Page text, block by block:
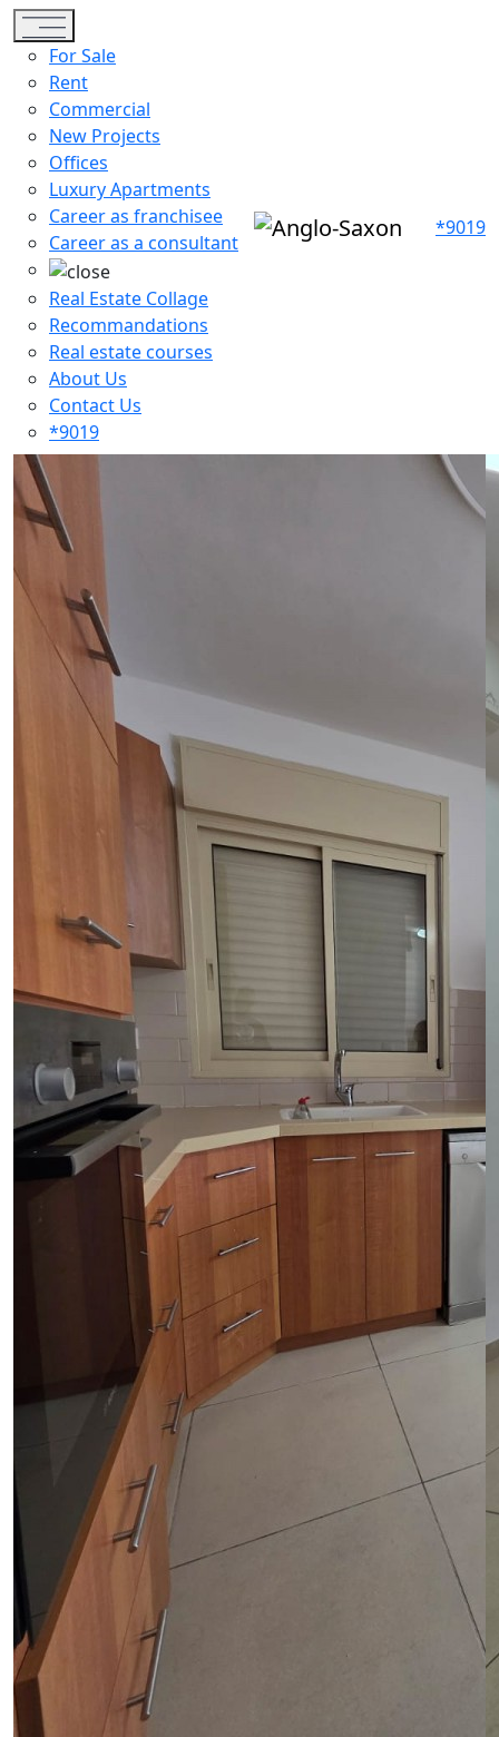
Toggle navigation
For Sale
Rent
Commercial
New Projects
Offices
Luxury Apartments
Career as franchisee
Career as a consultant
Real Estate Collage
Recommandations
Real estate courses
About Us
Contact Us
*9019
*9019